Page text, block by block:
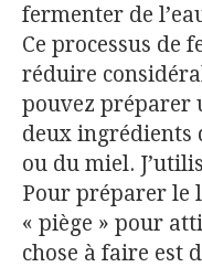
fermenter de
Ce processus de
réduire
pouvez préparer
deux ingrédients
ou du miel.
Pour préparer le
« piège » pour
chose à faire est